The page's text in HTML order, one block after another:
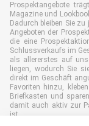
Prospektangebote
Magazine und
Dadurch bleiben Sie
Angeboten der
die eine
Schlussverkaufs im
als allererstes auf
liegen, wodurch Sie
direkt im Geschäft
Favoriten hinzu,
Briefkasten und
damit auch aktiv zur
ist.